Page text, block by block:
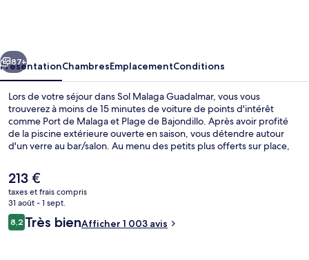
Suivant
87+
PrésentationChambresEmplacementConditions
Lors de votre séjour dans Sol Malaga Guadalmar, vous vous
trouverez à moins de 15 minutes de voiture de points d'intérêt
comme Port de Malaga et Plage de Bajondillo. Après avoir profité
de la piscine extérieure ouverte en saison, vous détendre autour
d'un verre au bar/salon. Au menu des petits plus offerts sur place,
une piscine pour enfants. Sympa non ? Les autres voyageurs
adorent le personnel attentionné.
Le
prix
actuel
est
de
213 €
taxes et frais compris
31 août - 1 sept.
Avis
voyageurs
8,28,2 sur 10
Très bienAfficher 1 003 avis